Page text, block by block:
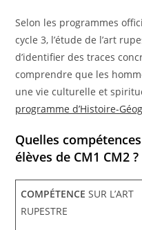
Selon les programmes
cycle 3, l’étude de l’art
d’identifier des traces
comprendre que les
une vie culturelle et
programme d’Histoire-
Quelles
élèves de CM1 CM2 ?
COMPÉTENCE SUR L’ART
RUPESTRE